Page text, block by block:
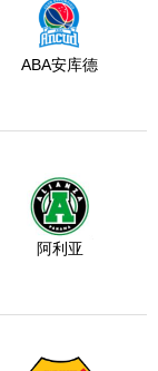
ABA安库德
阿利亚